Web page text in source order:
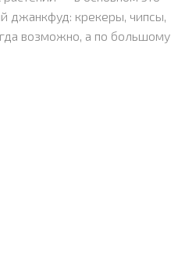
джанкфуд: крекеры, чипсы,
возможно, а по большому